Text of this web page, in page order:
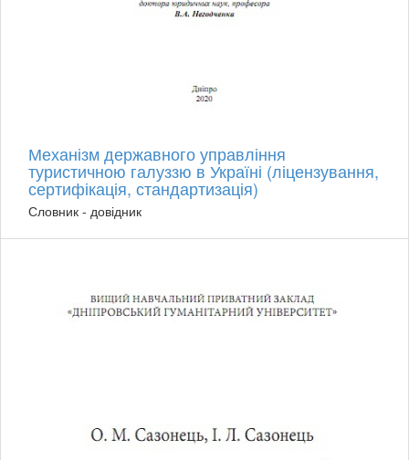
Механізм державного управління
туристичною галуззю в Україні (ліцензування,
сертифікація, стандартизація)
Словник - довідник